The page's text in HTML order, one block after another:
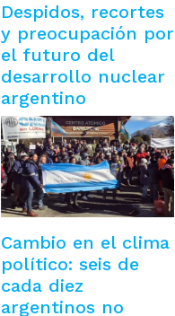
Despidos, recortes
y preocupación por
el futuro del
desarrollo nuclear
argentino
Cambio en el clima
político: seis de
cada diez
argentinos no